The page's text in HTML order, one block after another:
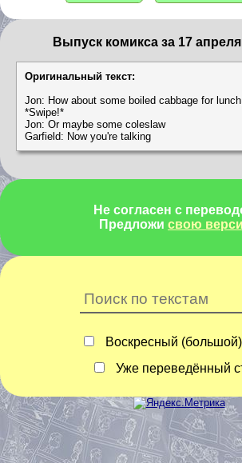
Выпуск комикса за 17
Оригинальный текст:
Jon: How about some boiled cabbage for
*Swipe!*
Jon: Or maybe some coleslaw
Garfield: Now you're talking
Не согласен с
Предложи свою
Воскресный (большой)
Уже переведённый